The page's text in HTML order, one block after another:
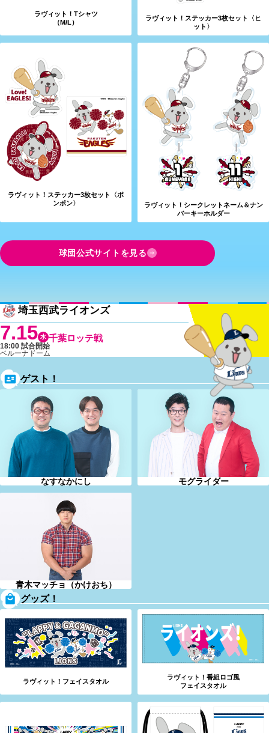
ラヴィット！Tシャツ
（M/L）
ラヴィット！ステッカー3枚セット〈ヒ
ット〉
ラヴィット！ステッカー3枚セット〈ポ
ンポン〉
ラヴィット！シークレットネーム＆ナン
バーキーホルダー
球団公式サイトを見る
埼玉西武ライオンズ
7.15 水 千葉ロッテ戦
18:00 試合開始
ベルーナドーム
ゲスト！
なすなかにし モグライダー
青木マッチョ（かけおち）
グッズ！
ラヴィット！フェイスタオル
ラヴィット！番組ロゴ風
フェイスタオル